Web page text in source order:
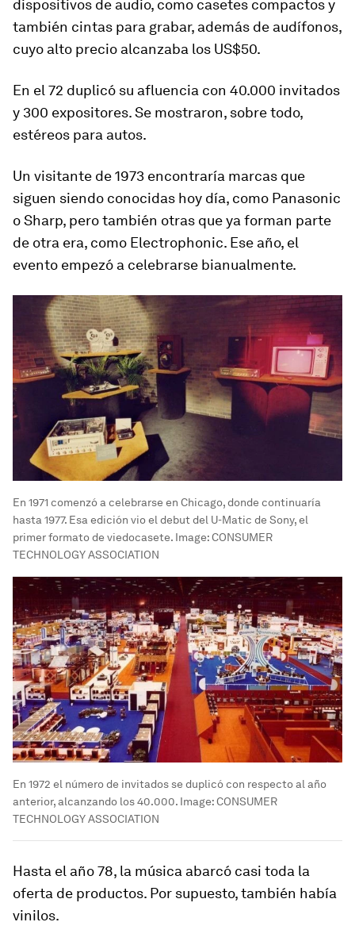
dispositivos de audio, como casetes compactos y
también cintas para grabar, además de audífonos,
cuyo alto precio alcanzaba los US$50.
En el 72 duplicó su afluencia con 40.000 invitados
y 300 expositores. Se mostraron, sobre todo,
estéreos para autos.
Un visitante de 1973 encontraría marcas que
siguen siendo conocidas hoy día, como Panasonic
o Sharp, pero también otras que ya forman parte
de otra era, como Electrophonic. Ese año, el
evento empezó a celebrarse bianualmente.
En 1971 comenzó a celebrarse en Chicago, donde continuaría
hasta 1977. Esa edición vio el debut del U-Matic de Sony, el
primer formato de viedocasete. Image:CONSUMER
TECHNOLOGY ASSOCIATION
En 1972 el número de invitados se duplicó con respecto al año
anterior, alcanzando los 40.000. Image:CONSUMER
TECHNOLOGY ASSOCIATION
Hasta el año 78, la música abarcó casi toda la
oferta de productos. Por supuesto, también había
vinilos.